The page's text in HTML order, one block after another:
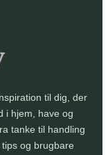
til dig, der
i hjem, have og
tanke til handling
og brugbare